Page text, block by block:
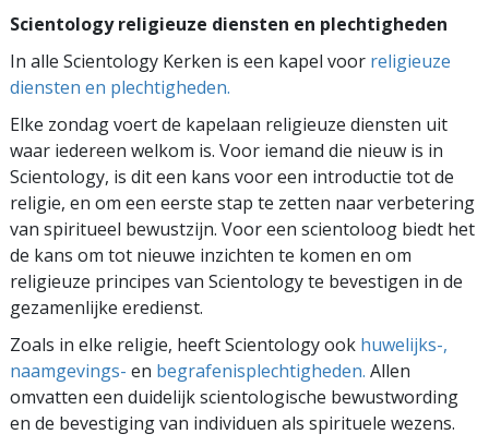
Scientology religieuze diensten en plechtigheden
In alle Scientology Kerken is een kapel voor religieuze
diensten en plechtigheden.
Elke zondag voert de kapelaan religieuze diensten uit
waar iedereen welkom is. Voor iemand die nieuw is in
Scientology, is dit een kans voor een introductie tot de
religie, en om een eerste stap te zetten naar verbetering
van spiritueel bewustzijn. Voor een scientoloog biedt het
de kans om tot nieuwe inzichten te komen en om
religieuze principes van Scientology te bevestigen in de
gezamenlijke eredienst.
Zoals in elke religie, heeft Scientology ook huwelijks-,
naamgevings- en begrafenisplechtigheden. Allen
omvatten een duidelijk scientologische bewustwording
en de bevestiging van individuen als spirituele wezens.